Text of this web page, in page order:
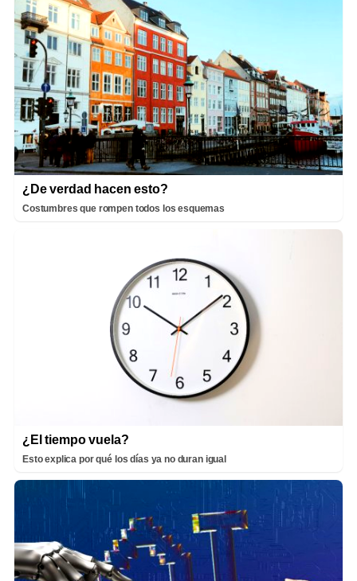
¿De verdad hacen esto?
Costumbres que rompen todos los esquemas
¿El tiempo vuela?
Esto explica por qué los días ya no duran igual